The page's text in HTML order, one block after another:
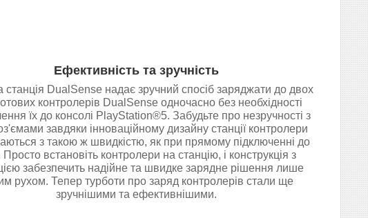
Ефективність та зручність
станція DualSense надає зручний спосіб заряджати до двох
контролерів DualSense одночасно без необхідності
їх до консолі PlayStation®5. Забудьте про незручності з
завдяки інноваційному дизайну станції контролери
з такою ж швидкістю, як при прямому підключенні до
Просто встановіть контролери на станцію, і конструкція з
забезпечить надійне та швидке зарядне рішення лише
рухом. Тепер турботи про заряд контролерів стали ще
зручнішими та ефективнішими.